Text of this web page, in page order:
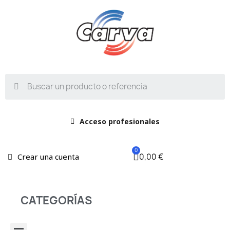
Acceso profesionales
Crear una cuenta 0,00 €
CATEGORÍAS